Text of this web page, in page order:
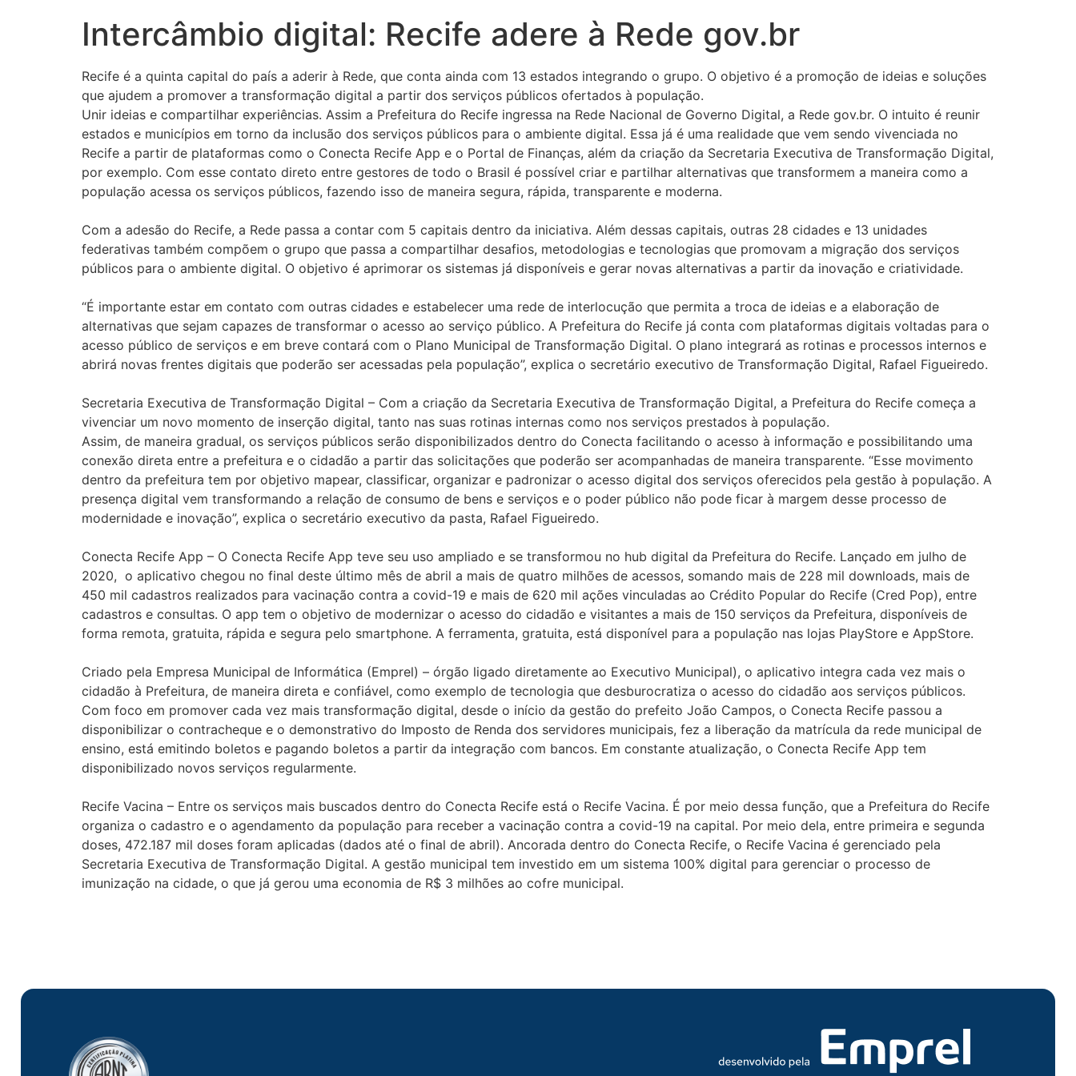
Intercâmbio digital: Recife adere à Rede gov.br
Recife é a quinta capital do país a aderir à Rede, que conta ainda com 13 estados integrando o grupo. O objetivo é a promoção de ideias e soluções
que ajudem a promover a transformação digital a partir dos serviços públicos ofertados à população.
Unir ideias e compartilhar experiências. Assim a Prefeitura do Recife ingressa na Rede Nacional de Governo Digital, a Rede gov.br. O intuito é reunir
estados e municípios em torno da inclusão dos serviços públicos para o ambiente digital. Essa já é uma realidade que vem sendo vivenciada no
Recife a partir de plataformas como o Conecta Recife App e o Portal de Finanças, além da criação da Secretaria Executiva de Transformação Digital,
por exemplo. Com esse contato direto entre gestores de todo o Brasil é possível criar e partilhar alternativas que transformem a maneira como a
população acessa os serviços públicos, fazendo isso de maneira segura, rápida, transparente e moderna.
Com a adesão do Recife, a Rede passa a contar com 5 capitais dentro da iniciativa. Além dessas capitais, outras 28 cidades e 13 unidades
federativas também compõem o grupo que passa a compartilhar desafios, metodologias e tecnologias que promovam a migração dos serviços
públicos para o ambiente digital. O objetivo é aprimorar os sistemas já disponíveis e gerar novas alternativas a partir da inovação e criatividade.
“É importante estar em contato com outras cidades e estabelecer uma rede de interlocução que permita a troca de ideias e a elaboração de
alternativas que sejam capazes de transformar o acesso ao serviço público. A Prefeitura do Recife já conta com plataformas digitais voltadas para o
acesso público de serviços e em breve contará com o Plano Municipal de Transformação Digital. O plano integrará as rotinas e processos internos e
abrirá novas frentes digitais que poderão ser acessadas pela população”, explica o secretário executivo de Transformação Digital, Rafael Figueiredo.
Secretaria Executiva de Transformação Digital – Com a criação da Secretaria Executiva de Transformação Digital, a Prefeitura do Recife começa a
vivenciar um novo momento de inserção digital, tanto nas suas rotinas internas como nos serviços prestados à população.
Assim, de maneira gradual, os serviços públicos serão disponibilizados dentro do Conecta facilitando o acesso à informação e possibilitando uma
conexão direta entre a prefeitura e o cidadão a partir das solicitações que poderão ser acompanhadas de maneira transparente. “Esse movimento
dentro da prefeitura tem por objetivo mapear, classificar, organizar e padronizar o acesso digital dos serviços oferecidos pela gestão à população. A
presença digital vem transformando a relação de consumo de bens e serviços e o poder público não pode ficar à margem desse processo de
modernidade e inovação”, explica o secretário executivo da pasta, Rafael Figueiredo.
Conecta Recife App – O Conecta Recife App teve seu uso ampliado e se transformou no hub digital da Prefeitura do Recife. Lançado em julho de
2020, o aplicativo chegou no final deste último mês de abril a mais de quatro milhões de acessos, somando mais de 228 mil downloads, mais de
450 mil cadastros realizados para vacinação contra a covid-19 e mais de 620 mil ações vinculadas ao Crédito Popular do Recife (Cred Pop), entre
cadastros e consultas. O app tem o objetivo de modernizar o acesso do cidadão e visitantes a mais de 150 serviços da Prefeitura, disponíveis de
forma remota, gratuita, rápida e segura pelo smartphone. A ferramenta, gratuita, está disponível para a população nas lojas PlayStore e AppStore.
Criado pela Empresa Municipal de Informática (Emprel) – órgão ligado diretamente ao Executivo Municipal), o aplicativo integra cada vez mais o
cidadão à Prefeitura, de maneira direta e confiável, como exemplo de tecnologia que desburocratiza o acesso do cidadão aos serviços públicos.
Com foco em promover cada vez mais transformação digital, desde o início da gestão do prefeito João Campos, o Conecta Recife passou a
disponibilizar o contracheque e o demonstrativo do Imposto de Renda dos servidores municipais, fez a liberação da matrícula da rede municipal de
ensino, está emitindo boletos e pagando boletos a partir da integração com bancos. Em constante atualização, o Conecta Recife App tem
disponibilizado novos serviços regularmente.
Recife Vacina – Entre os serviços mais buscados dentro do Conecta Recife está o Recife Vacina. É por meio dessa função, que a Prefeitura do Recife
organiza o cadastro e o agendamento da população para receber a vacinação contra a covid-19 na capital. Por meio dela, entre primeira e segunda
doses, 472.187 mil doses foram aplicadas (dados até o final de abril). Ancorada dentro do Conecta Recife, o Recife Vacina é gerenciado pela
Secretaria Executiva de Transformação Digital. A gestão municipal tem investido em um sistema 100% digital para gerenciar o processo de
imunização na cidade, o que já gerou uma economia de R$ 3 milhões ao cofre municipal.